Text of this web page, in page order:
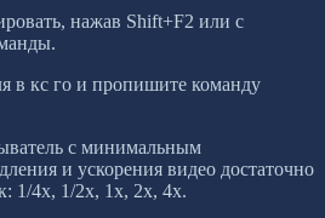
нажав Shift+F2 или с
в кс го и пропишите команду
с минимальным
и ускорения видео достаточно
1/4x, 1/2x, 1x, 2x, 4x.